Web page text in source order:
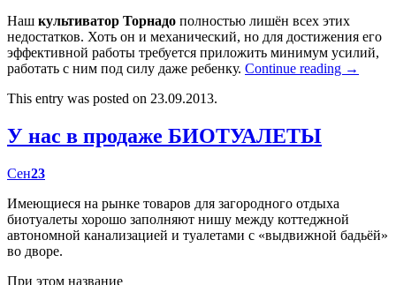
Наш культиватор Торнадо полностью лишён всех этих
недостатков. Хоть он и механический, но для достижения его
эффективной работы требуется приложить минимум усилий,
работать с ним под силу даже ребенку. Continue reading →
This entry was posted on 23.09.2013.
У нас в продаже БИОТУАЛЕТЫ
Сен23
Имеющиеся на рынке товаров для загородного отдыха
биотуалеты хорошо заполняют нишу между коттеджной
автономной канализацией и туалетами с «выдвижной бадьёй»
во дворе.
При этом название